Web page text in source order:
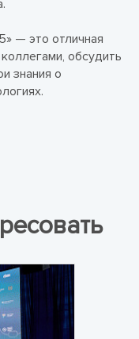
— это отличная
обсудить
знания о